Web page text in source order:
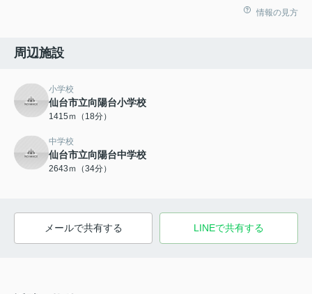
情報の見方
周辺施設
小学校
仙台市立向陽台小学校
1415ｍ（18分）
中学校
仙台市立向陽台中学校
2643ｍ（34分）
メールで共有する LINEで共有する